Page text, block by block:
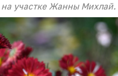
участке Жанны Михлай.